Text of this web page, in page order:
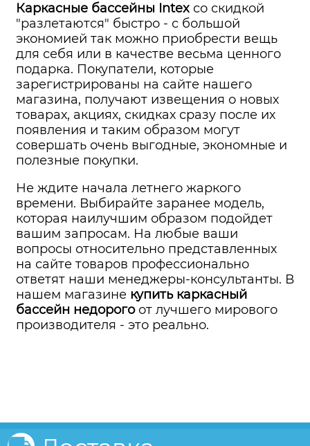
Каркасные бассейны Intexсо скидкой
"разлетаются" быстро - с большой
экономией так можно приобрести вещь
для себя или в качестве весьма ценного
подарка. Покупатели, которые
зарегистрированы на сайте нашего
магазина, получают извещения о новых
товарах, акциях, скидках сразу после их
появления и таким образом могут
совершать очень выгодные, экономные и
полезные покупки.
Не ждите начала летнего жаркого
времени. Выбирайте заранее модель,
которая наилучшим образом подойдет
вашим запросам. На любые ваши
вопросы относительно представленных
на сайте товаров профессионально
ответят наши менеджеры-консультанты. В
нашем магазине купить каркасный
бассейн недорогоот лучшего мирового
производителя - это реально.